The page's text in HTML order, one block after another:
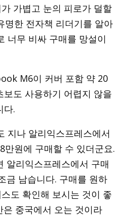
가볍고 눈의 피로가 덜할
명한 전자책 리더기를 알아
너무 비싸 구매를 망설이
M6이 커버 포함 약 20
도 사용하기 어렵지 않을
다.
지나 알리익스프레스에서
만원에 구매할 수 있더군요.
알리익스프레스에서 구매
금 남습니다. 구매를 원하
도 확인해 보시는 것이 좋
중국에서 오는 것이라